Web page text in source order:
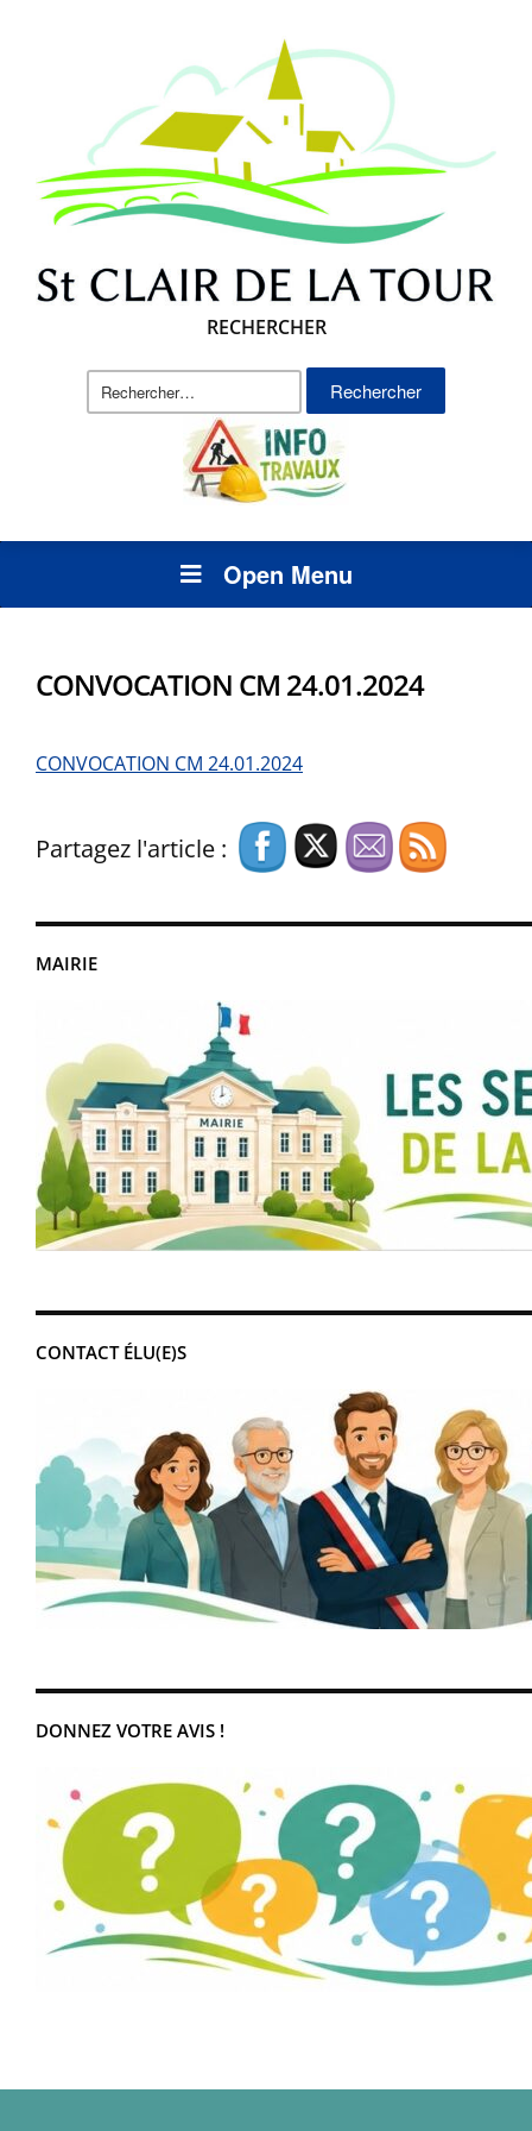
RECHERCHER
Rechercher :
Open Menu
MAIRIE
CONTACT ÉLU(E)S
DONNEZ VOTRE AVIS !
CONVOCATION CM 24.01.2024
CONVOCATION CM 24.01.2024
Partagez l'article :